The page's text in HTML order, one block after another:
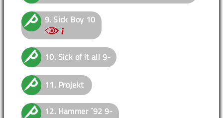
9. Sick Boy 10
10. Sick of it all 9-
11. Projekt
12. Hammer ´92 9-